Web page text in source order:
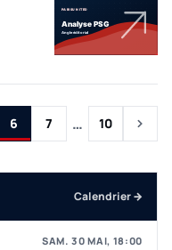
6 7 … 10
Suivant
Calendrier →
SAM. 30 MAI, 18:00